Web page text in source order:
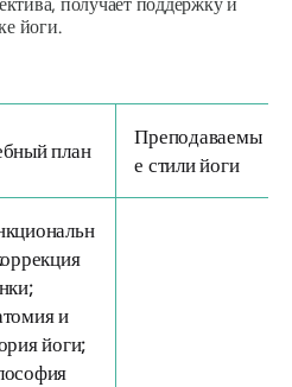
йоги.
план
Преподаваемы
е стили йоги
и
йоги;